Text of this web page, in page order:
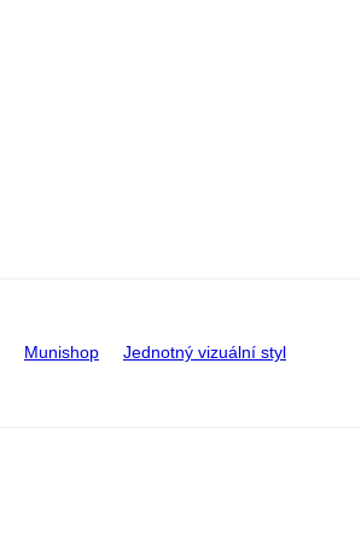
Munishop Jednotný vizuální styl